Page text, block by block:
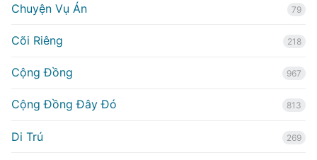
Chuyện Vụ Án 79
Cõi Riêng 218
Cộng Đồng 967
Cộng Đồng Đây Đó 813
Di Trú 269